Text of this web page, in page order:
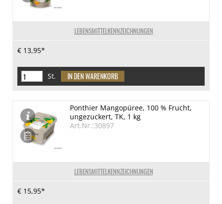
LEBENSMITTELKENNZEICHNUNGEN
€ 13,95*
St.
LEBENSMITTELKENNZEICHNUNGEN
Ponthier Mangopüree, 100 % Frucht,
ungezuckert, TK, 1 kg
Art.Nr.:30897
€ 15,95*